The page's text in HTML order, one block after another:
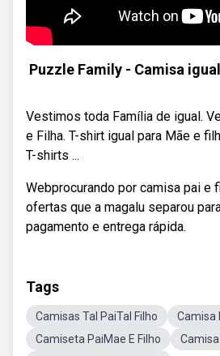
Puzzle Family - Camisa
Vestimos toda Família de igual.
e Filha. T-shirt igual para Mãe e
T-shirts ...
Webprocurando por camisa pai e
ofertas que a magalu separou
pagamento e entrega rápida.
Tags
Camisas Tal PaiTal Filho
Camisa
Camiseta PaiMae E Filho